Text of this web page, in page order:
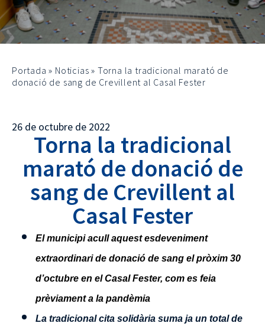
Portada » Noticias » Torna la tradicional marató de
donació de sang de Crevillent al Casal Fester
26 de octubre de 2022
Torna la tradicional
marató de donació de
sang de Crevillent al
Casal Fester
El municipi acull aquest esdeveniment
extraordinari de donació de sang el pròxim 30
d’octubre en el Casal Fester, com es feia
prèviament a la pandèmia
La tradicional cita solidària suma ja un total de